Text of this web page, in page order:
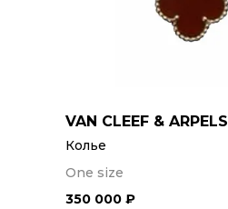
VAN CLEEF & ARPELS
Колье
One size
350 000 ₽